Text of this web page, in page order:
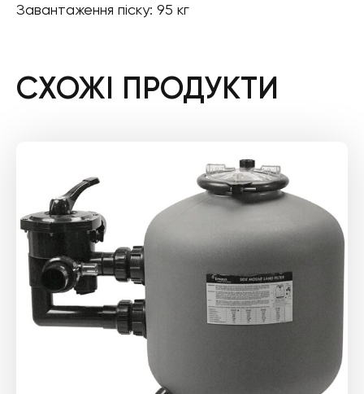
Завантаження піску: 95 кг
СХОЖІ ПРОДУКТИ